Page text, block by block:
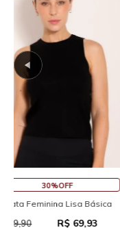
45%OFF
Saia Curta Reta com Cós
R$ 69,00 R$ 37,95